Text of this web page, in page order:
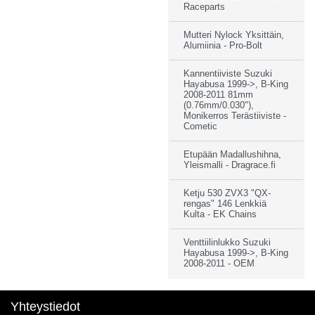
Raceparts
Mutteri Nylock Yksittäin,
Alumiinia - Pro-Bolt
Kannentiiviste Suzuki
Hayabusa 1999->, B-King
2008-2011 81mm
(0.76mm/0.030"),
Monikerros Terästiiviste -
Cometic
Etupään Madallushihna,
Yleismalli - Dragrace.fi
Ketju 530 ZVX3 "QX-
rengas" 146 Lenkkiä
Kulta - EK Chains
Venttiilinlukko Suzuki
Hayabusa 1999->, B-King
2008-2011 - OEM
Yhteystiedot